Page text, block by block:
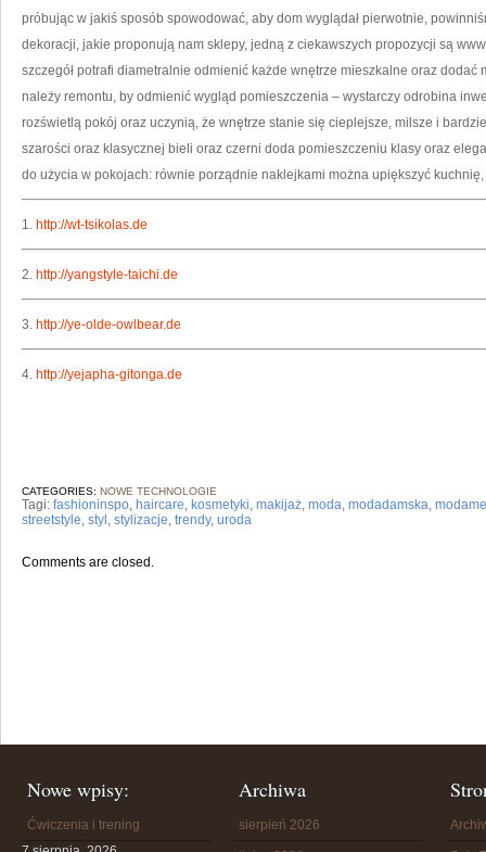
próbując w jakiś sposób spowodować, aby dom wyglądał pierwotnie,
dekoracji, jakie proponują nam sklepy, jedną z ciekawszych propozycji są
szczegół potrafi diametralnie odmienić każde wnętrze mieszkalne oraz
należy remontu, by odmienić wygląd pomieszczenia – wystarczy odrobina
rozświetlą pokój oraz uczynią, że wnętrze stanie się cieplejsze, milsze i
szarości oraz klasycznej bieli oraz czerni doda pomieszczeniu klasy oraz
do użycia w pokojach: równie porządnie naklejkami można upiększyć
1. http://wt-tsikolas.de
2. http://yangstyle-taichi.de
3. http://ye-olde-owlbear.de
4. http://yejapha-gitonga.de
CATEGORIES: NOWE TECHNOLOGIE
Tagi: fashioninspo, haircare, kosmetyki, makijaż, moda, modadamska,
streetstyle, styl , stylizacje, trendy, uroda
Comments are closed.
Nowe wpisy:
Ćwiczenia i trening
Archiwa
sierpień 2026